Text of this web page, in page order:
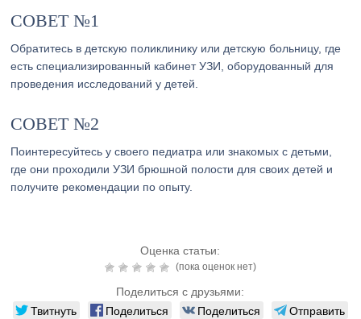
СОВЕТ №1
Обратитесь в детскую поликлинику или детскую больницу, где
есть специализированный кабинет УЗИ, оборудованный для
проведения исследований у детей.
СОВЕТ №2
Поинтересуйтесь у своего педиатра или знакомых с детьми,
где они проходили УЗИ брюшной полости для своих детей и
получите рекомендации по опыту.
Оценка статьи:
(пока оценок нет)
Поделиться с друзьями:
Твитнуть Поделиться Поделиться
Отправить